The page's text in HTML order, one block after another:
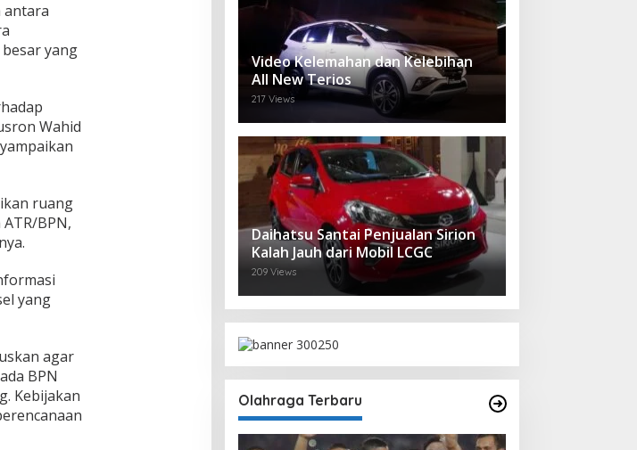
antara
yang
Wahid
ruang
BPN,
yang
agar
BPN
Kebijakan
Video Kelemahan dan Kelebihan
All New Terios
217 Views
Daihatsu Santai Penjualan Sirion
Kalah Jauh dari Mobil LCGC
209 Views
Olahraga Terbaru